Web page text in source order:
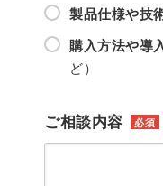
製品仕様や技
購入方法や導
ど）
ご相談内容 必須